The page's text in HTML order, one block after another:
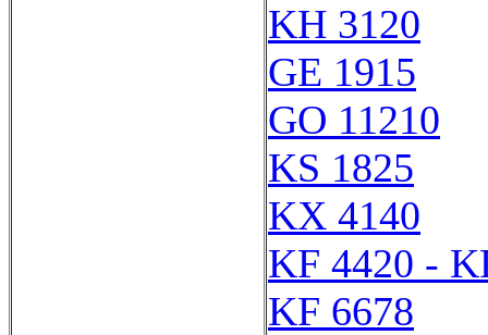
KH 3120
GE 1915
GO 11210
KS 1825
KX 4140
KF 4420 -
KF 6678